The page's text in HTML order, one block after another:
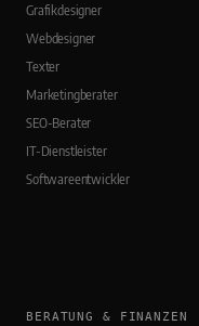
Grafikdesigner
Webdesigner
Texter
Marketingberater
SEO-Berater
IT-Dienstleister
Softwareentwickler
BERATUNG & FINANZEN